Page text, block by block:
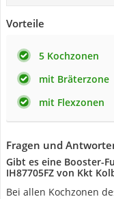
Vorteile
5 Kochzonen
mit Bräterzone
mit Flexzonen
Fragen und
Gibt es eine Booster-
IH87705FZ von Kkt
Bei allen Kochzonen